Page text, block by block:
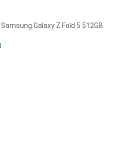
Galaxy Z Fold 5 512GB